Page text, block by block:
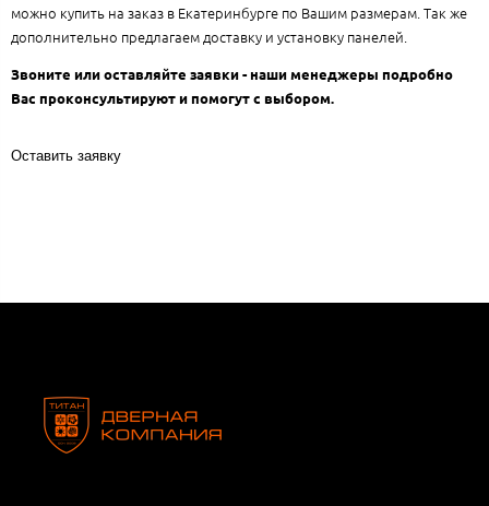
можно купить на заказ в Екатеринбурге по Вашим размерам. Так же
дополнительно предлагаем доставку и установку панелей.
Звоните или оставляйте заявки - наши менеджеры подробно
Вас проконсультируют и помогут с выбором.
Оставить заявку